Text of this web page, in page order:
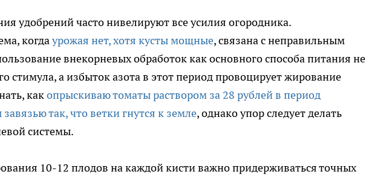
удобрений часто нивелируют все усилия огородника.
когдаурожая нет, хотя кусты мощные, связана с неправильным
внекорневых обработок как основного способа питания не
стимула, а избыток азота в этот период провоцирует жирование
какопрыскиваю томаты раствором за 28 рублей в период
так, что ветки гнутся к земле, однако упор следует делать
системы.
10-12 плодов на каждой кисти важно придерживаться точных